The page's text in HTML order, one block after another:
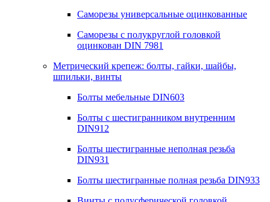
Саморезы универсальные оцинкованные
Саморезы с полукруглой головкой
оцинкован DIN 7981
Метрический крепеж: болты, гайки, шайбы,
шпильки, винты
Болты мебельные DIN603
Болты с шестигранником внутренним
DIN912
Болты шестигранные неполная резьба
DIN931
Болты шестигранные полная резьба DIN933